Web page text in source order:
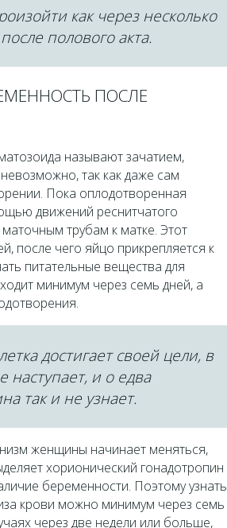
как через несколько
полового акта.
ПОСЛЕ
называют зачатием,
так как даже сам
Пока оплодотворенная
движений реснитчатого
трубам к матке. Этот
после чего яйцо прикрепляется к
питательные вещества для
минимум через семь дней, а
достигает своей цели, в
наступает, и о едва
так и не узнает.
женщины начинает меняться,
хорионический гонадотропин
беременности. Поэтому узнать
крови можно минимум через семь
через две недели или больше,